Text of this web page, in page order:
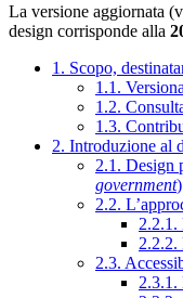
La versione aggiornata
design corrisponde alla
1. Scopo,
1.1.
1.2.
1.3.
2. Introduzione al
2.1. Design
government)
2.2.
2.2.1.
2.2.2.
2.3.
2.3.1.